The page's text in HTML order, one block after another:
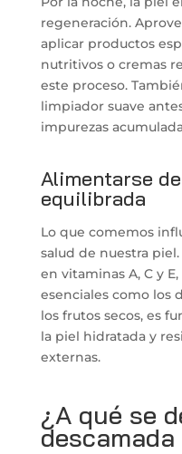
regeneración.
aplicar productos
nutritivos o cremas
este proceso.
limpiador suave
impurezas
Alimentarse
equilibrada
Lo que comemos
salud de nuestra
en vitaminas A, C y
esenciales como los
los frutos secos, es
la piel hidratada y
externas.
¿A qué se